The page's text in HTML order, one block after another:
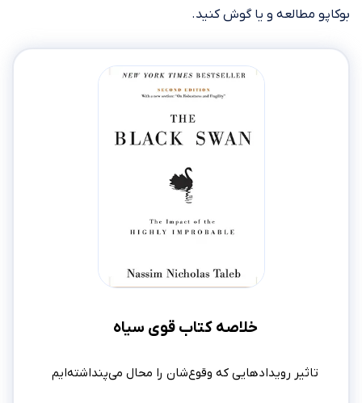
بوکاپو مطالعه و یا گوش کنید.
خلاصه کتاب قوی سیاه
تاثیر رویدادهایی که وقوع‌شان را محال می‌پنداشته‌ایم